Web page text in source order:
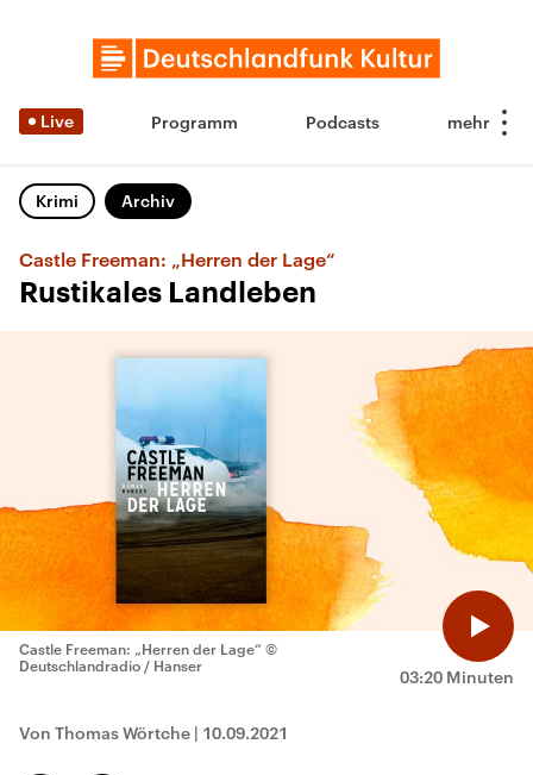
Live Programm Podcasts
Krimi Archiv
Castle Freeman: „Herren der Lage“
Rustikales Landleben
03:20 Minuten
Castle Freeman: „Herren der Lage“ ©
Deutschlandradio / Hanser
Von Thomas Wörtche | 10.09.2021